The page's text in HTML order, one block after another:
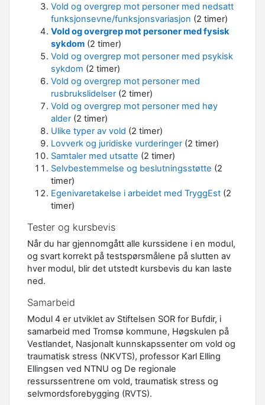
Vold og overgrep mot personer med nedsatt
funksjonsevne/funksjonsvariasjon (2 timer)
Vold og overgrep mot personer med fysisk
sykdom (2 timer)
Vold og overgrep mot personer med psykisk
sykdom (2 timer)
Vold og overgrep mot personer med
rusbrukslidelser(2 timer)
Vold og overgrep mot personer med høy
alder(2 timer)
Ulike typer av vold (2 timer)
Lovverk og juridiske vurderinger(2 timer)
Samtaler med utsatte (2 timer)
Selvbestemmelse og beslutningsstøtte (2
timer)
Egenivaretakelse i arbeidet med TryggEst (2
timer)
Tester og kursbevis
Når du har gjennomgått alle kurssidene i en modul,
og svart korrekt på testspørsmålene på slutten av
hver modul, blir det utstedt kursbevis du kan laste
ned.
Samarbeid
Modul 4 er utviklet av Stiftelsen SOR for Bufdir, i
samarbeid med Tromsø kommune, Høgskulen på
Vestlandet, Nasjonalt kunnskapssenter om vold og
traumatisk stress (NKVTS), professor Karl Elling
Ellingsen ved NTNU og De regionale
ressurssentrene om vold, traumatisk stress og
selvmordsforebygging (RVTS).